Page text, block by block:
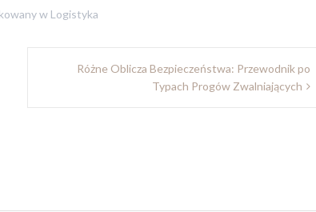
w Logistyka
Różne Oblicza Bezpieczeństwa: Przewodnik po
Typach Progów Zwalniających